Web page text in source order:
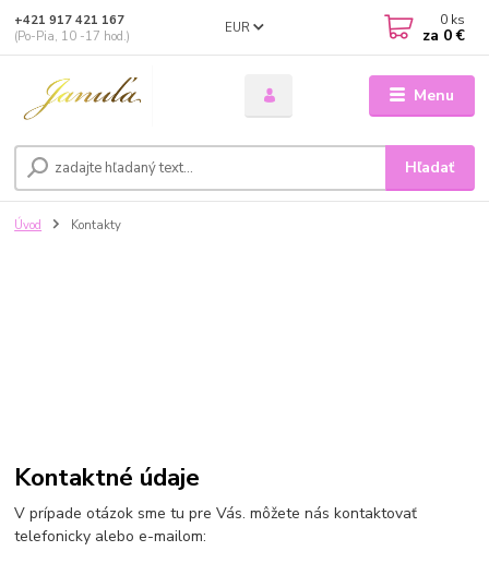
Menu
EUR
Hľadať
+421 917 421 167
(Po-Pia, 10 -17 hod.)
0 ks
za 0 €
Úvod Kontakty
Kontaktné údaje
V prípade otázok sme tu pre Vás. môžete nás kontaktovať
telefonicky alebo e-mailom: